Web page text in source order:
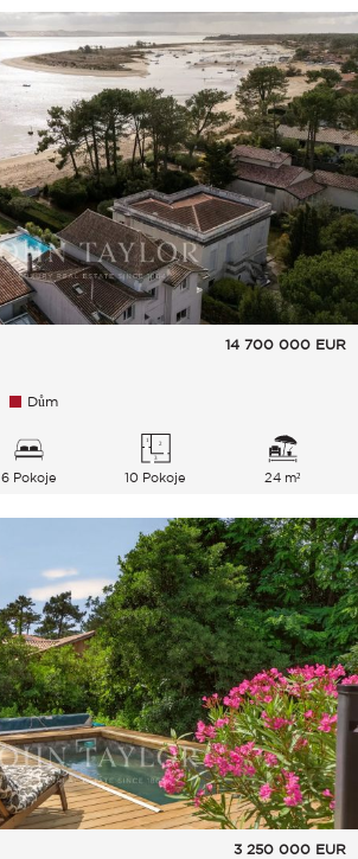
14 700 000 EUR
Dům
6 Pokoje 10 Pokoje 24 m²
3 250 000 EUR